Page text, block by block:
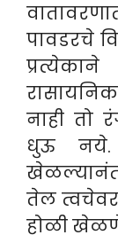
पावडरचे
नाही तो
धुऊ नये.
तेल
होळी